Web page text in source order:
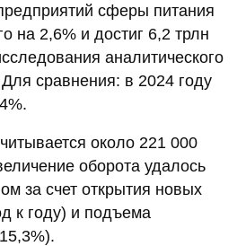
сферы питания
на 2,6% и достиг 6,2 трлн
аналитического
сравнения: в 2024 году
около 221 000
оборота удалось
за счет открытия новых
к году) и подъема